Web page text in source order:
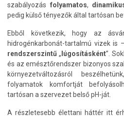
szabályozás folyamatos,
pedig külső tényezők által tartósan
Ebből következik, hogy az
hidrogénkarbonát-tartalmú vizek is
rendszerszintű „ lúgosításként”.
és az emésztőrendszer bizonyos
környezetváltozásról
folyamatok komfortját
tartósan a szervezet belső pH-ját.
A részletesebb élettani háttér itt